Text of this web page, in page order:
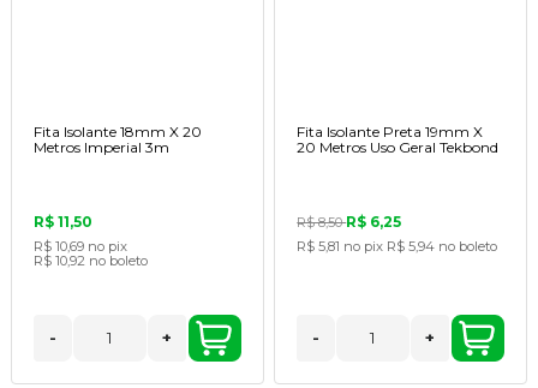
Fita Isolante 18mm X 20
Metros Imperial 3m
R$ 11,50
R$ 10,69 no pix
R$ 10,92 no boleto
- +
Fita Isolante Preta 19mm X
20 Metros Uso Geral Tekbond
R$ 8,50R$ 6,25
R$ 5,81 no pix R$ 5,94 no boleto
- +